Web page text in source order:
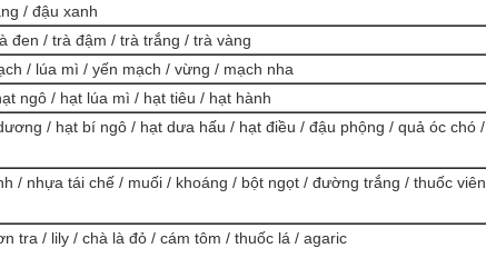
/ đậu xanh
đen / trà đậm / trà trắng / trà vàng
/ lúa mì / yến mạch / vừng / mạch nha
ngô / hạt lúa mì / hạt tiêu / hạt hành
/ hạt bí ngô / hạt dưa hấu / hạt điều / đậu phộng / quả óc chó /
/ nhựa tái chế / muối / khoáng / bột ngọt / đường trắng / thuốc viên
tra / lily / chà là đỏ / cám tôm / thuốc lá / agaric